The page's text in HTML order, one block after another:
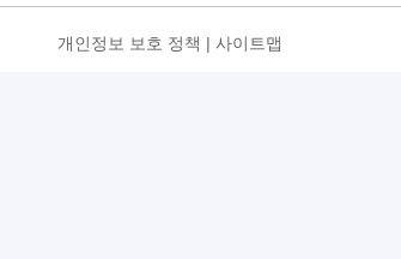
개인정보 보호 정책 | 사이트맵